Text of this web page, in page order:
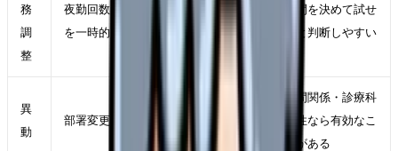
務
調
整
夜勤回数、残業、休み希望、業務量
を一時的に変えられるか
期間を決めて試せ
ると判断しやすい
異
動
部署変更で原因が軽くなるか
人間関係・診療科
相性なら有効なこ
とがある